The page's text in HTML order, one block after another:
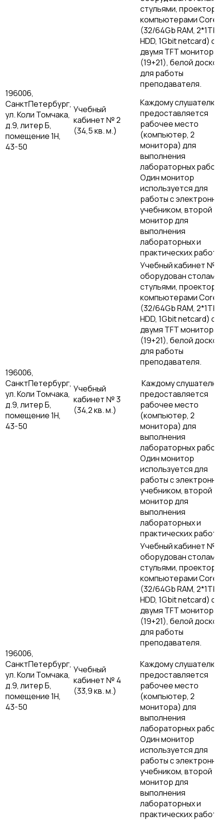
196006,
СанктПетербург,
ул. Коли Томчака,
д.9, литер Б,
помещение 1Н,
43-50
Учебный
кабинет № 2
(34,5 кв. м.)
стульями,
компьютерами Core
(32/64Gb RAM, 2*1Tb
HDD, 1Gbit netcard) с
двумя TFT
(19+21), белой
для работы
преподавателя.
Каждому слушателю
предоставляется
рабочее место
(компьютер, 2
монитора) для
выполнения
лабораторных
Один монитор
используется для
работы с
учебником, второй
монитор для
выполнения
лабораторных и
практических
196006,
СанктПетербург,
ул. Коли Томчака,
д.9, литер Б,
помещение 1Н,
43-50
Учебный
кабинет № 3
(34,2 кв. м.)
Учебный кабинет №
оборудован
стульями,
компьютерами Core
(32/64Gb RAM, 2*1Tb
HDD, 1Gbit netcard) с
двумя TFT
(19+21), белой
для работы
преподавателя.
Каждому слушателю
предоставляется
рабочее место
(компьютер, 2
монитора) для
выполнения
лабораторных
Один монитор
используется для
работы с
учебником, второй
монитор для
выполнения
лабораторных и
практических
196006,
СанктПетербург,
ул. Коли Томчака,
д.9, литер Б,
помещение 1Н,
43-50
Учебный
кабинет № 4
(33,9 кв. м.)
Учебный кабинет №
оборудован
стульями,
компьютерами Core
(32/64Gb RAM, 2*1Tb
HDD, 1Gbit netcard) с
двумя TFT
(19+21), белой
для работы
преподавателя.
Каждому слушателю
предоставляется
рабочее место
(компьютер, 2
монитора) для
выполнения
лабораторных
Один монитор
используется для
работы с
учебником, второй
монитор для
выполнения
лабораторных и
практических